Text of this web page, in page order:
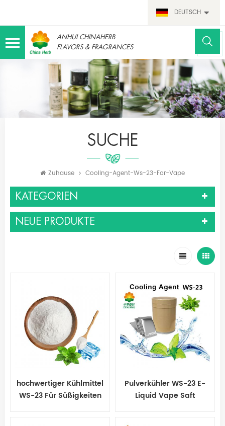
DEUTSCH
ANHUI CHINAHERB
FLAVORS & FRAGRANCES
SUCHE
Zuhause Cooling-Agent-Ws-23-For-Vape
KATEGORIEN
NEUE PRODUKTE
hochwertiger Kühlmittel
WS-23 Für Süßigkeiten
Pulverkühler WS-23 E-
Liquid Vape Saft